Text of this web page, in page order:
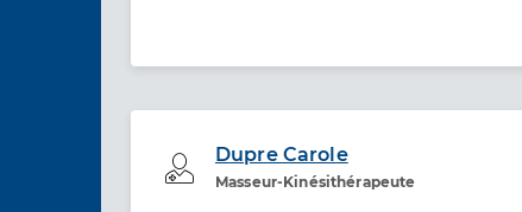
Dupre Carole
Masseur-Kinésithérapeute
Professionel de santé